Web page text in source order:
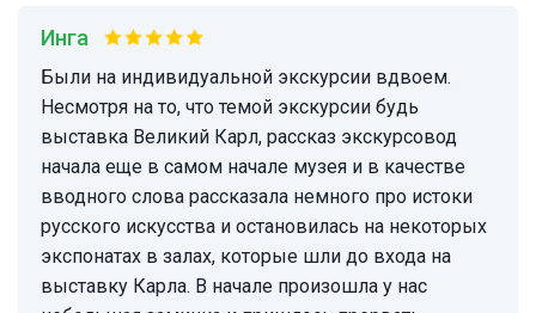
Инга
Были на индивидуальной экскурсии вдвоем.
Несмотря на то, что темой экскурсии будь
выставка Великий Карл, рассказ экскурсовод
начала еще в самом начале музея и в качестве
вводного слова рассказала немного про истоки
русского искусства и остановилась на некоторых
экспонатах в залах, которые шли до входа на
выставку Карла. В начале произошла у нас